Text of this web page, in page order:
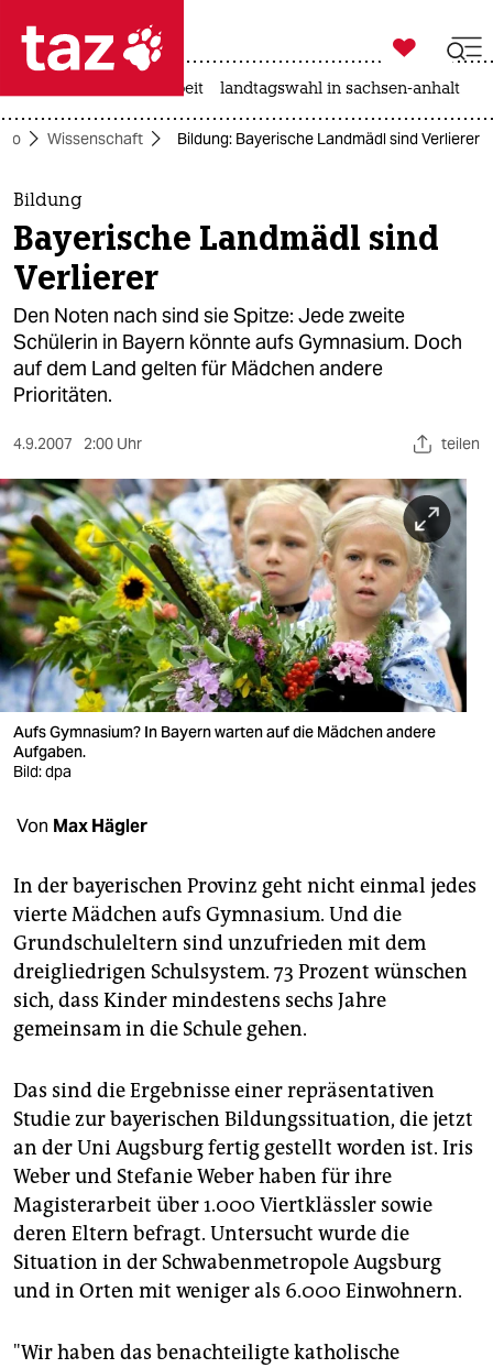
 taz zahl ich
taz zahl ich
themen
politik
öko
gesellschaft
kultur
sport
berlin
nord
wahrheit
verlag
verlag
veranstaltungen
shop
fragen & hilfe
abo
genossenschaft
epaper login

taz zahl ich
arbeit landtagswahl in sachsen-anhalt
Wissenschaft Bildung: Bayerische Landmädl sind Verlierer
Bildung
Bayerische Landmädl sind
Verlierer
Den Noten nach sind sie Spitze: Jede zweite
Schülerin in Bayern könnte aufs Gymnasium. Doch
auf dem Land gelten für Mädchen andere
Prioritäten.
4.9.2007 2:00 Uhr teilen
Aufs Gymnasium? In Bayern warten auf die Mädchen andere
Aufgaben.
Bild: dpa
Von Max Hägler
In der bayerischen Provinz geht nicht einmal jedes
vierte Mädchen aufs Gymnasium. Und die
Grundschuleltern sind unzufrieden mit dem
dreigliedrigen Schulsystem. 73 Prozent wünschen
sich, dass Kinder mindestens sechs Jahre
gemeinsam in die Schule gehen.
Das sind die Ergebnisse einer repräsentativen
Studie zur bayerischen Bildungssituation, die jetzt
an der Uni Augsburg fertig gestellt worden ist. Iris
Weber und Stefanie Weber haben für ihre
Magisterarbeit über 1.000 Viertklässler sowie
deren Eltern befragt. Untersucht wurde die
Situation in der Schwabenmetropole Augsburg
und in Orten mit weniger als 6.000 Einwohnern.
"Wir haben das benachteiligte katholische